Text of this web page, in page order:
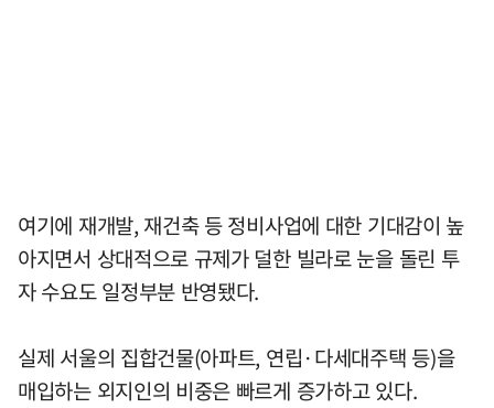
여기에 재개발, 재건축 등 정비사업에 대한 기대감이 높
아지면서 상대적으로 규제가 덜한 빌라로 눈을 돌린 투
자 수요도 일정부분 반영됐다.
실제 서울의 집합건물(아파트, 연립·다세대주택 등)을
매입하는 외지인의 비중은 빠르게 증가하고 있다.